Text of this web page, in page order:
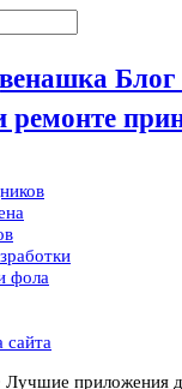
Блог
фола
сайта
Лучшие приложения